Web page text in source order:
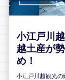
小江戸川
越土産が
め！
小江戸川越観光の